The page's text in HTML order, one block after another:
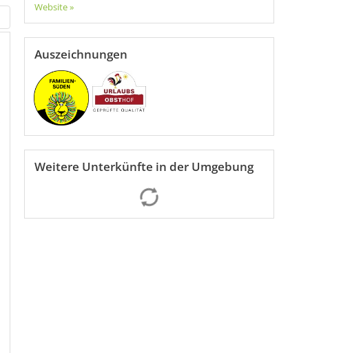
Website »
Auszeichnungen
Weitere Unterkünfte in der Umgebung